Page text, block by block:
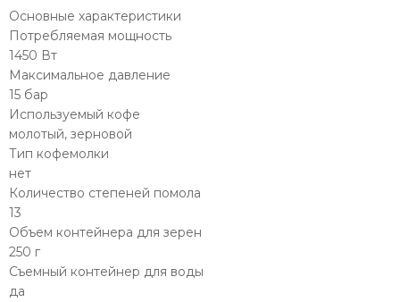
Основные характеристики
Потребляемая мощность
1450 Вт
Максимальное давление
15 бар
Используемый кофе
молотый, зерновой
Тип кофемолки
нет
Количество степеней помола
13
Объем контейнера для зерен
250 г
Съемный контейнер для воды
да